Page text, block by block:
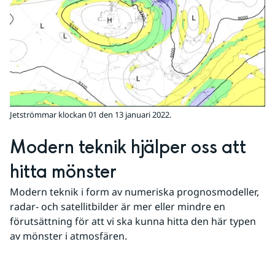
Jetströmmar klockan 01 den 13 januari 2022.
Modern teknik hjälper oss att
hitta mönster
Modern teknik i form av numeriska prognosmodeller,
radar- och satellitbilder är mer eller mindre en
förutsättning för att vi ska kunna hitta den här typen
av mönster i atmosfären.